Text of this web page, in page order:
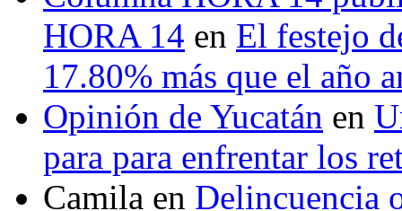
HORA 14 en El festejo
17.80% más que el año
Opinión de Yucatán en
para para enfrentar los
Camila en Delincuencia